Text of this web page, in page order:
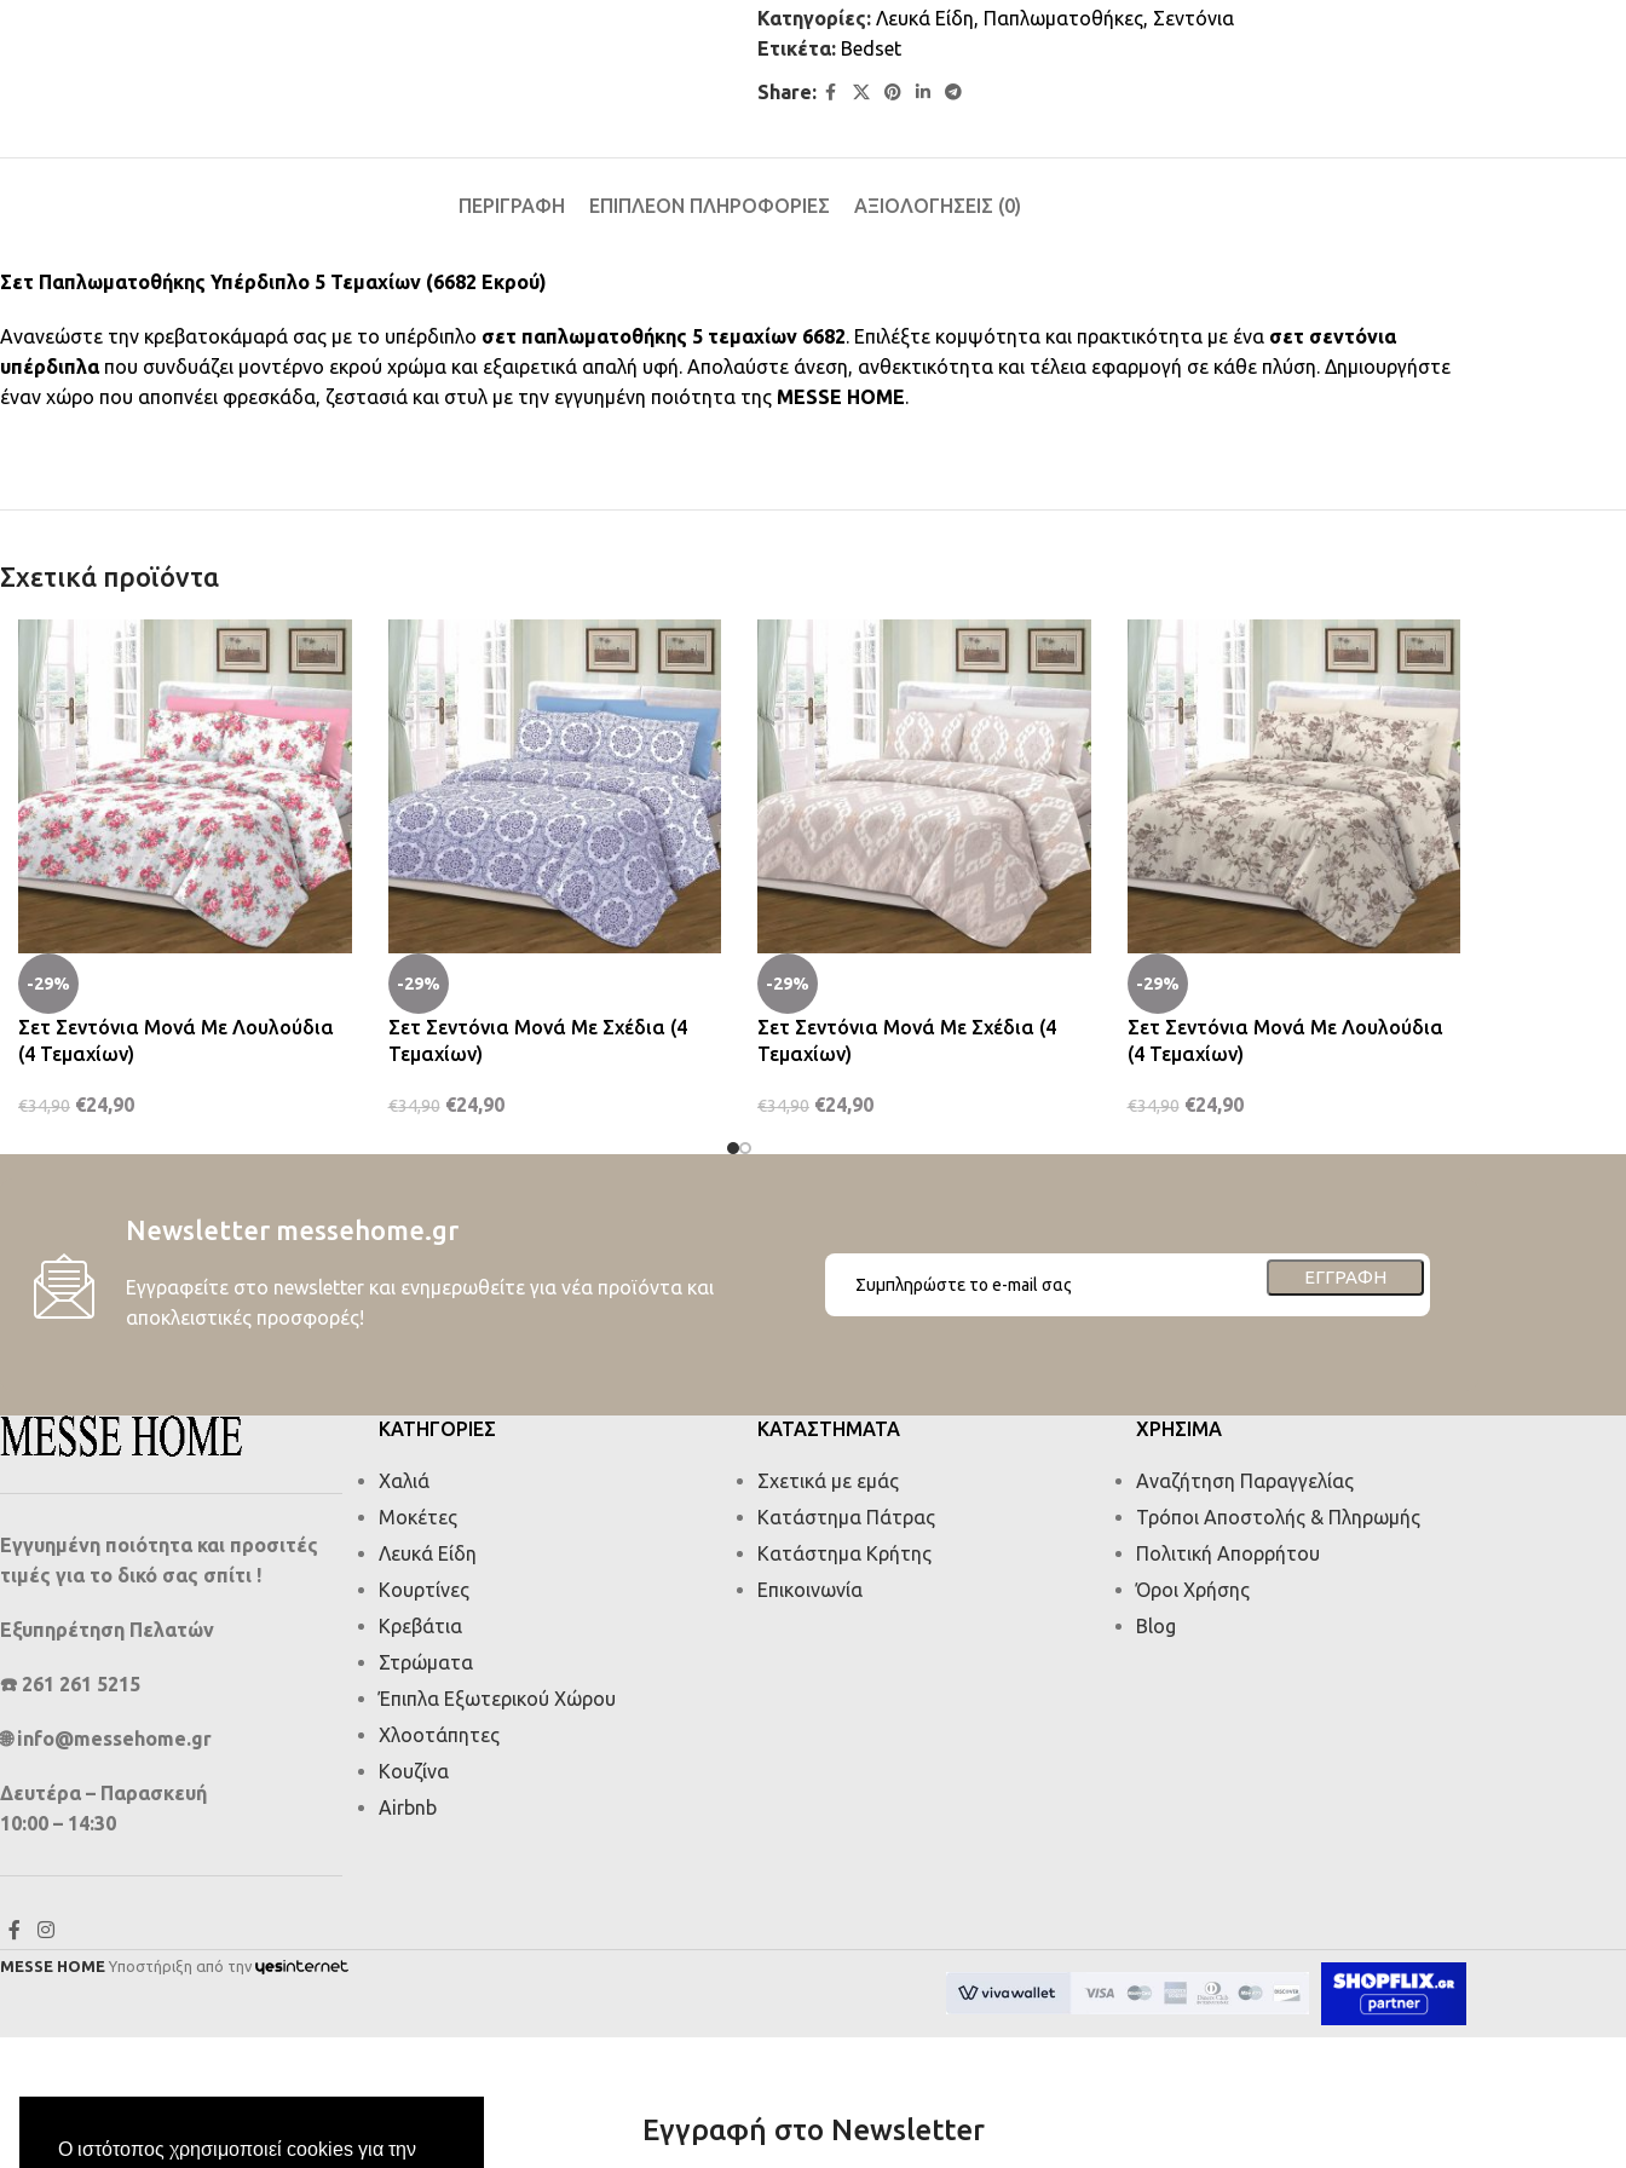
Ο ιστότοπος χρησιμοποιεί cookies για την
Κατηγορίες: Λευκά Είδη, Παπλωματοθήκες, Σεντόνια
Ετικέτα: Bedset
Share:
ΠΕΡΙΓΡΑΦΉ ΕΠΙΠΛΈΟΝ ΠΛΗΡΟΦΟΡΊΕΣ ΑΞΙΟΛΟΓΉΣΕΙΣ (0)
Σετ Παπλωματοθήκης Υπέρδιπλο 5 Τεμαχίων (6682 Εκρού)
Ανανεώστε την κρεβατοκάμαρά σας με το υπέρδιπλο σετ παπλωματοθήκης 5 τεμαχίων 6682. Επιλέξτε κομψότητα και πρακτικότητα με ένα σετ σεντόνια
υπέρδιπλαπου συνδυάζει μοντέρνο εκρού χρώμα και εξαιρετικά απαλή υφή. Απολαύστε άνεση, ανθεκτικότητα και τέλεια εφαρμογή σε κάθε πλύση. Δημιουργήστε
έναν χώρο που αποπνέει φρεσκάδα, ζεστασιά και στυλ με την εγγυημένη ποιότητα της MESSE HOME.
Σχετικά προϊόντα
-29%
Σετ Σεντόνια Μονά Με Λουλούδια
(4 Τεμαχίων)
€34,90 €24,90
-29%
Σετ Σεντόνια Μονά Με Σχέδια (4
Τεμαχίων)
€34,90 €24,90
-29%
Σετ Σεντόνια Μονά Με Σχέδια (4
Τεμαχίων)
€34,90 €24,90
-29%
Σετ Σεντόνια Μονά Με Λουλούδια
(4 Τεμαχίων)
€34,90 €24,90
Newsletter messehome.gr
Εγγραφείτε στο newsletter και ενημερωθείτε για νέα προϊόντα και
αποκλειστικές προσφορές!
ΕΓΓΡΑΦΉ
Εγγυημένη ποιότητα και προσιτές
τιμές για το δικό σας σπίτι !
Εξυπηρέτηση Πελατών
☎️ 261 261 5215
🌐 info@messehome.gr
Δευτέρα – Παρασκευή
10:00 – 14:30
ΚΑΤΗΓΟΡΙΕΣ
Χαλιά
Μοκέτες
Λευκά Είδη
Κουρτίνες
Κρεβάτια
Στρώματα
Έπιπλα Εξωτερικού Χώρου
Χλοοτάπητες
Κουζίνα
Airbnb
ΚΑΤΑΣΤΗΜΑΤΑ
Σχετικά με εμάς
Κατάστημα Πάτρας
Κατάστημα Κρήτης
Επικοινωνία
ΧΡΗΣΙΜΑ
Αναζήτηση Παραγγελίας
Τρόποι Αποστολής & Πληρωμής
Πολιτική Απορρήτου
Όροι Χρήσης
Blog
MESSE HOME Υποστήριξη από την
Εγγραφή στο Newsletter